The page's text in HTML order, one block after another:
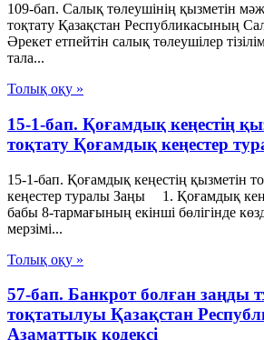
109-бап. Салық төлеушінің қызметін
тоқтату Қазақстан Республикасының
Әрекет етпейтін салық төлеушілер
тала...
Толық оқу »
15-1-бап. Қоғамдық кеңестің
тоқтату Қоғамдық кеңестер
15-1-бап. Қоғамдық кеңестің қызметін
кеңестер туралы Заңы 1. Қоғамдық
бабы 8-тармағының екінші бөлігінде
мерзімі...
Толық оқу »
57-бап. Банкрот болған заңды
тоқтатылуы Қазақстан
Азаматтық кодексi